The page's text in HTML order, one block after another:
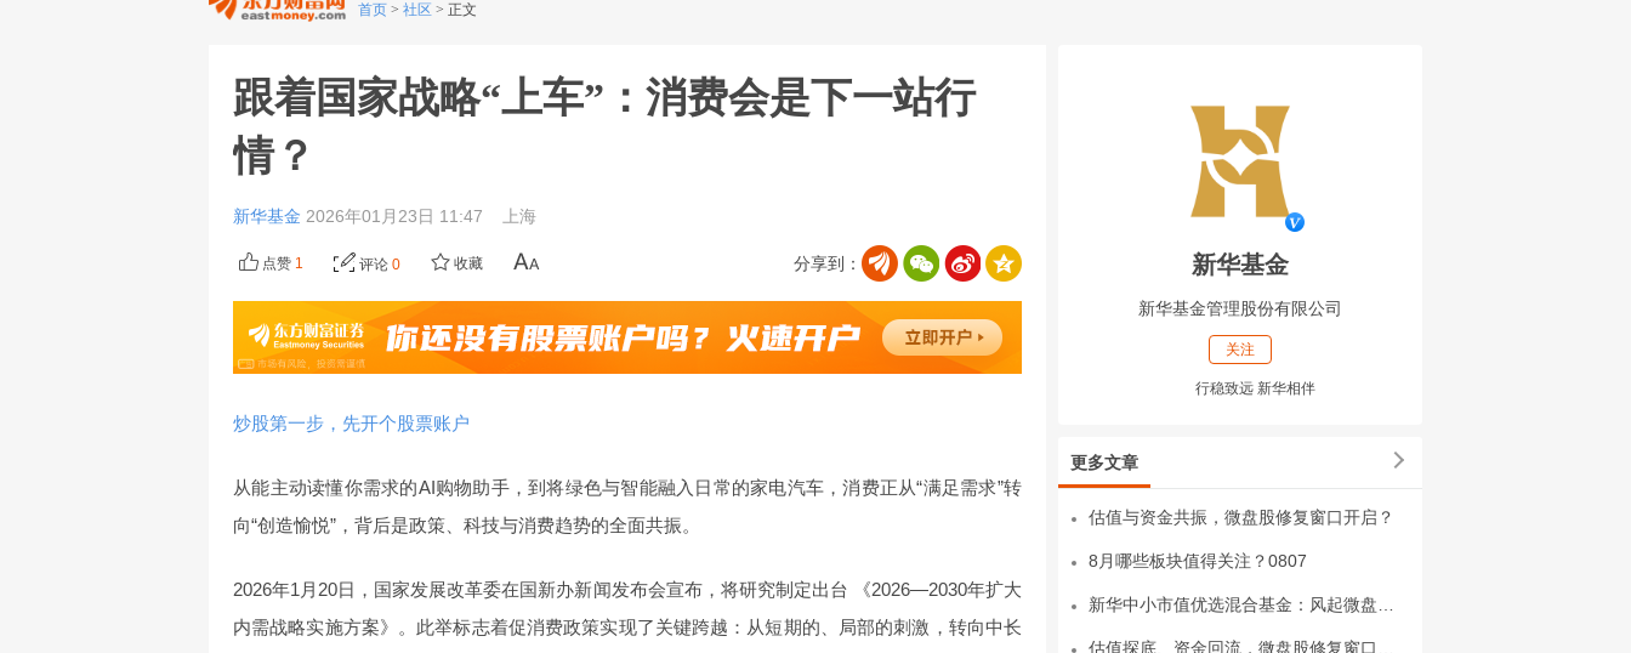
首页 > 社区 > 正文
跟着国家战略“上车”：消费会是下一站行
情？
新华基金 2026年01月23日 11:47 上海
分享到：
点赞 1 评论 0 收藏
炒股第一步，先开个股票账户
从能主动读懂你需求的AI购物助手，到将绿色与智能融入日常的家电汽车，消费正从“满足需求”转
向“创造愉悦”，背后是政策、科技与消费趋势的全面共振。
2026年1月20日，国家发展改革委在国新办新闻发布会宣布，将研究制定出台 《2026—2030年扩大
内需战略实施方案》。此举标志着促消费政策实现了关键跨越：从短期的、局部的刺激，转向中长
新华基金
新华基金管理股份有限公司
关注
行稳致远 新华相伴
更多文章
估值与资金共振，微盘股修复窗口开启？
8月哪些板块值得关注？0807